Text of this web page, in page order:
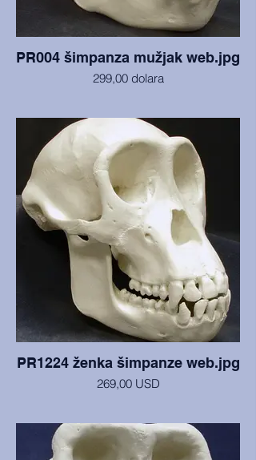
PR004 šimpanza mužjak web.jpg
299,00 dolara
Sveučilišta Arizona State. Split lubanje
prikazuje endokranijske detalje. (Trenutno
nemamo fotografiju podijeljene lubanje, ali
radi se o istom glumcu.
PR1224 ženka šimpanze web.jpg
269,00 USD
San Diegu, u savršenom su stanju.